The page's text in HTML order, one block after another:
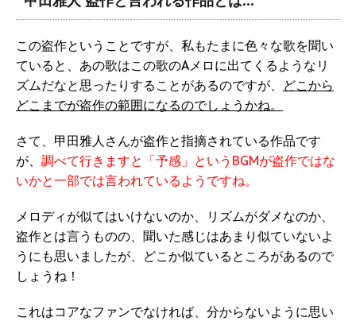
この盗作ということですが、私もたまに色々な歌を聞い
ていると、あの歌はこの歌のAメロに出てくるようなリ
ズムだなと思ったりすることがあるのですが、 どこから
どこまでが盗作の範囲になるのでしょうかね。
さて、甲田雅人さんが盗作と指摘されている作品です
が、 調べて行きますと「予感」というBGMが盗作ではな
いかと一部では言われているようですね。
メロディが似てはいけないのか、リズムがダメなのか、
盗作とは言うものの、聞いた感じはあまり似ていないよ
うにも思いましたが、どこか似ているところがあるので
しょうね！
これはコアなファンでなければ、分からないように思い